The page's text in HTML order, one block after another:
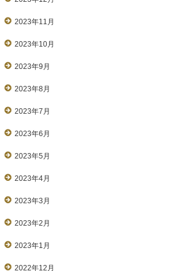
2023年11月
2023年10月
2023年9月
2023年8月
2023年7月
2023年6月
2023年5月
2023年4月
2023年3月
2023年2月
2023年1月
2022年12月